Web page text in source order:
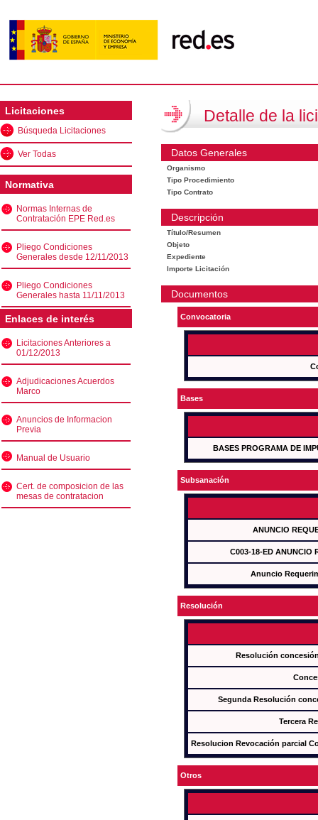
Licitaciones
Búsqueda Licitaciones
Ver Todas
Normativa
Normas Internas de
Contratación EPE Red.es
Pliego Condiciones
Generales desde 12/11/2013
Pliego Condiciones
Generales hasta 11/11/2013
Enlaces de interés
Licitaciones Anteriores a
01/12/2013
Adjudicaciones Acuerdos
Marco
Anuncios de Informacion
Previa
Manual de Usuario
Cert. de composicion de las
mesas de contratacion
Detalle de la
Datos Generales
Organismo
Tipo Procedimiento
Tipo Contrato
Descripción
Título/Resumen
Objeto
Expediente
Importe Licitación
Documentos
Convocatoria
Bases
BASES PROGRAMA DE
Subsanación
ANUNCIO
C003-18-ED ANUNCIO
Anuncio
Resolución
Resolución
Segunda Resolución
Tercera
Resolucion Revocación parcial
Otros